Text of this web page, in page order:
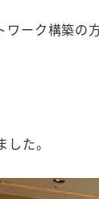
ーク構築の
た。